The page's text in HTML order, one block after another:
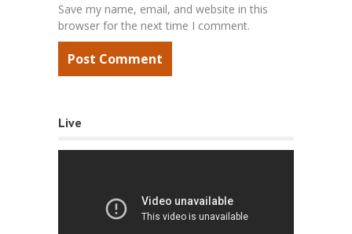
Save my name, email, and website in this
browser for the next time I comment.
Live